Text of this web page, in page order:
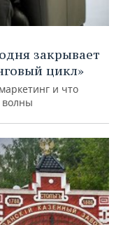
закрывает
цикл»
и что
волны